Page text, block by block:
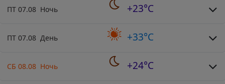
ПТ 07.08 Ночь +23°C
ПТ 07.08 День +33°C
СБ 08.08 Ночь +24°C